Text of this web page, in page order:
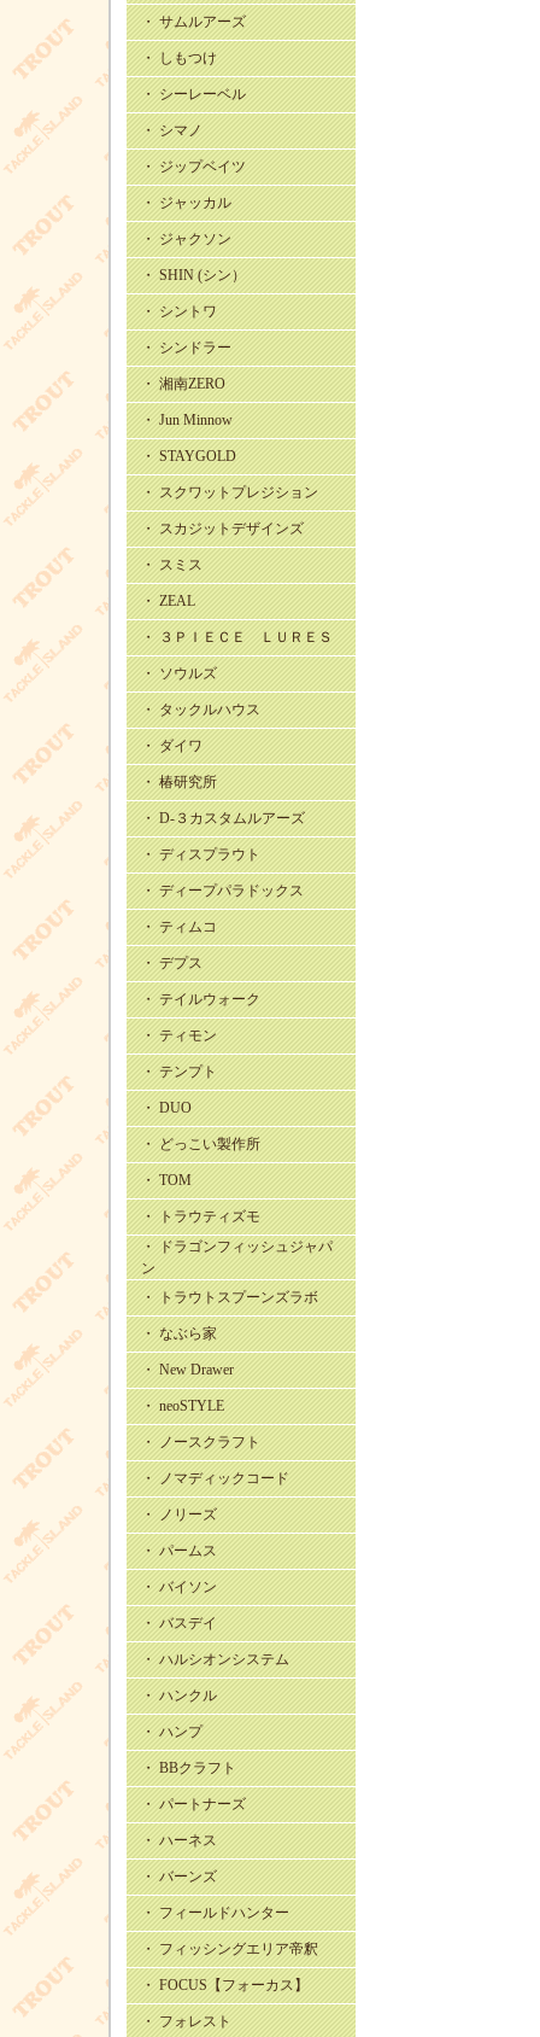
・ サムルアーズ
・ しもつけ
・ シーレーベル
・ シマノ
・ ジップベイツ
・ ジャッカル
・ ジャクソン
・ SHIN (シン）
・ シントワ
・ シンドラー
・ 湘南ZERO
・ Jun Minnow
・ STAYGOLD
・ スクワットプレジション
・ スカジットデザインズ
・ スミス
・ ZEAL
・ ３ＰＩＥＣＥ ＬＵＲＥＳ
・ ソウルズ
・ タックルハウス
・ ダイワ
・ 椿研究所
・ D-３カスタムルアーズ
・ ディスプラウト
・ ディープパラドックス
・ ティムコ
・ デプス
・ テイルウォーク
・ ティモン
・ テンプト
・ DUO
・ どっこい製作所
・ TOM
・ トラウティズモ
・ ドラゴンフィッシュジャパ
ン
・ トラウトスプーンズラボ
・ なぶら家
・ New Drawer
・ neoSTYLE
・ ノースクラフト
・ ノマディックコード
・ ノリーズ
・ パームス
・ バイソン
・ バスデイ
・ ハルシオンシステム
・ ハンクル
・ ハンプ
・ BBクラフト
・ パートナーズ
・ ハーネス
・ バーンズ
・ フィールドハンター
・ フィッシングエリア帝釈
・ FOCUS【フォーカス】
・ フォレスト